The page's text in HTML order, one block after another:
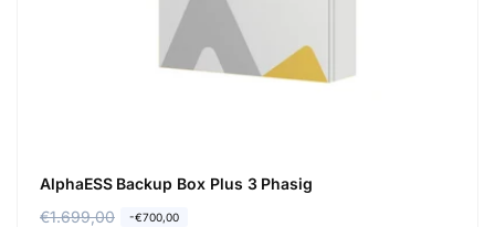
AlphaESS Backup Box Plus 3 Phasig
N
€1.699,00 -€700,00
V